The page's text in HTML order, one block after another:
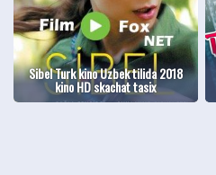
Sibel Turk kino Uzbek tilida 2018
kino HD skachat tasix